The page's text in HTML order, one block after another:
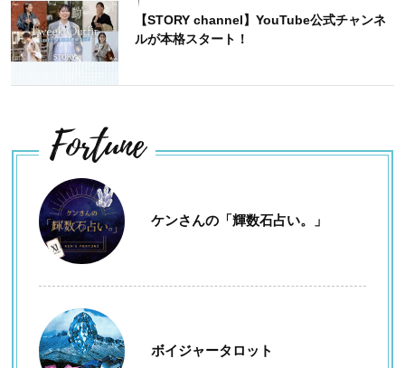
【STORY channel】YouTube公式チャンネ
ルが本格スタート！
Fortune
ケンさんの「輝数石占い。」
ボイジャータロット